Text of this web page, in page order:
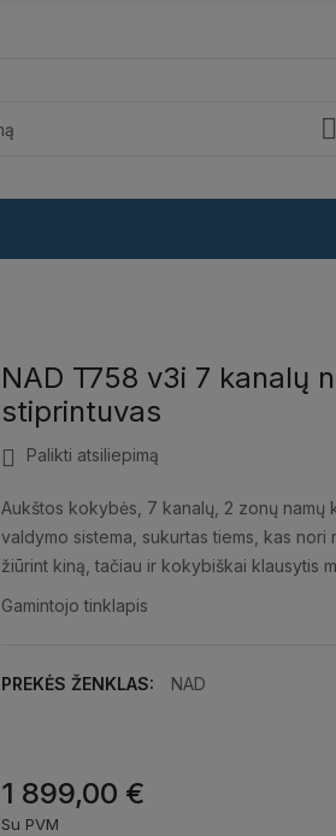
NAD T758 v3i 7 kanalų
stiprintuvas
Palikti atsiliepimą
Aukštos kokybės, 7 kanalų, 2 zonų namų
valdymo sistema, sukurtas tiems, kas
žiūrint kiną, tačiau ir kokybiškai klausytis
Gamintojo tinklapis
PREKĖS ŽENKLAS: NAD
1 899,00 €
Su PVM